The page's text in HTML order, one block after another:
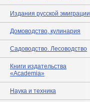
Издания русской эмиграции
Домоводство, кулинария
Садоводство. Лесоводство
Книги издательства
«Academia»
Наука и техника